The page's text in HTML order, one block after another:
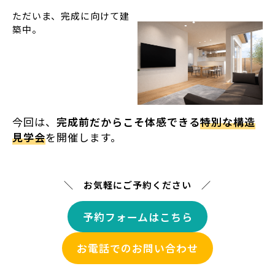
ただいま、完成に向けて建
築中。
今回は、 完成前だからこそ体感できる特別な構造
見学会を開催します。
＼ お気軽にご予約ください ／
予約フォームはこちら
お電話でのお問い合わせ